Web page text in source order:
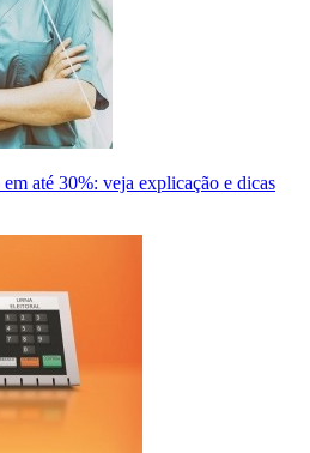
até 30%: veja explicação e dicas